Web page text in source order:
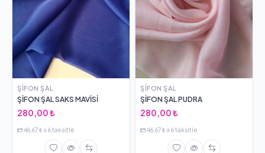
ŞIFON ŞAL
ŞİFON ŞAL SAKS MAVİSİ
280,00 ₺
46,67 ₺ x 6 taksitle
ŞIFON ŞAL
ŞİFON ŞAL PUDRA
280,00 ₺
46,67 ₺ x 6 taksitle